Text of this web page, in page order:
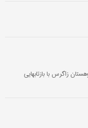
زاگرس با بازتابهایی